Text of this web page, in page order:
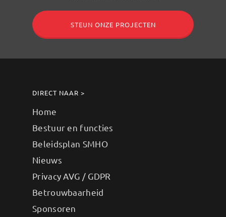
STEUN ONZE PROJECTEN
DIRECT NAAR >
Home
Bestuur en functies
Beleidsplan SMHO
Nieuws
Privacy AVG / GDPR
Betrouwbaarheid
Sponsoren